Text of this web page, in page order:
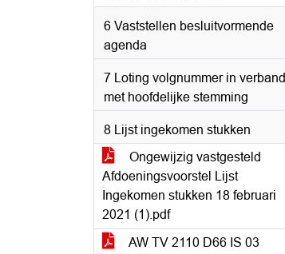
6 Vaststellen besluitvormende
agenda
7 Loting volgnummer in verband
met hoofdelijke stemming
8 Lijst ingekomen stukken
Ongewijzig vastgesteld
Afdoeningsvoorstel Lijst
Ingekomen stukken 18 februari
2021 (1).pdf
AW TV 2110 D66 IS 03